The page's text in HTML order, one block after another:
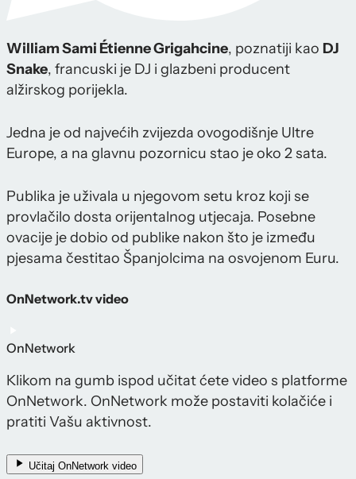
William Sami Étienne Grigahcine, poznatiji kao DJ
Snake, francuski je DJ i glazbeni producent
alžirskog porijekla.
Jedna je od najvećih zvijezda ovogodišnje Ultre
Europe, a na glavnu pozornicu stao je oko 2 sata.
Publika je uživala u njegovom setu kroz koji se
provlačilo dosta orijentalnog utjecaja. Posebne
ovacije je dobio od publike nakon što je između
pjesama čestitao Španjolcima na osvojenom Euru.
OnNetwork.tv video
OnNetwork
Klikom na gumb ispod učitat ćete video s platforme
OnNetwork. OnNetwork može postaviti kolačiće i
pratiti Vašu aktivnost.
Učitaj OnNetwork video